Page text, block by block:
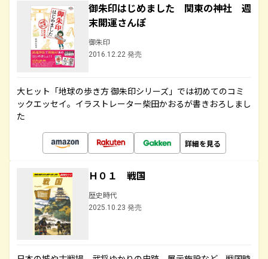
御朱印はじめました 関東の神社 週
末開運さんぽ
御朱印
2016.12.22 発売
大ヒット「地球の歩き方 御朱印シリーズ」では初めてのコミ
ックエッセイ。イラストレーター柴田かおるが書きおろしまし
た
詳細を見る
Ｈ０１ 戦国
歴史時代
2025.10.23 発売